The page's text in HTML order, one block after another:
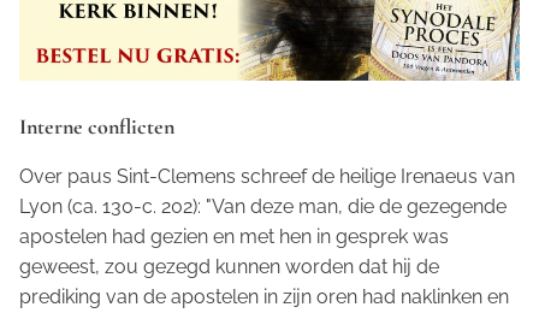
Interne conflicten
Over paus Sint-Clemens schreef de heilige Irenaeus van
Lyon (ca. 130-c. 202): "Van deze man, die de gezegende
apostelen had gezien en met hen in gesprek was
geweest, zou gezegd kunnen worden dat hij de
prediking van de apostelen in zijn oren had naklinken en